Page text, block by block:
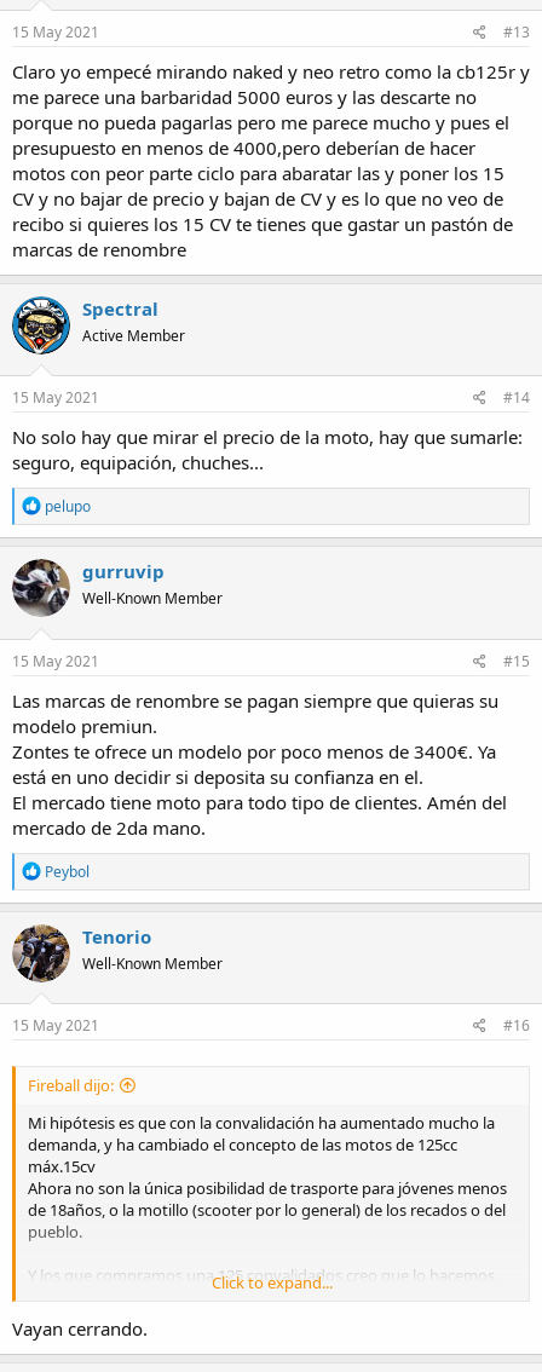
n
s
15 May 2021 #13
Claro yo empecé mirando naked y neo retro como la cb125r y
me parece una barbaridad 5000 euros y las descarte no
porque no pueda pagarlas pero me parece mucho y pues el
presupuesto en menos de 4000,pero deberían de hacer
motos con peor parte ciclo para abaratar las y poner los 15
CV y no bajar de precio y bajan de CV y es lo que no veo de
recibo si quieres los 15 CV te tienes que gastar un pastón de
marcas de renombre
Spectral
Active Member
15 May 2021 #14
No solo hay que mirar el precio de la moto, hay que sumarle:
seguro, equipación, chuches...
R
e
a
c
t
i
o
n
s
pelupo
gurruvip
Well-Known Member
15 May 2021 #15
Las marcas de renombre se pagan siempre que quieras su
modelo premiun.
Zontes te ofrece un modelo por poco menos de 3400€. Ya
está en uno decidir si deposita su confianza en el.
El mercado tiene moto para todo tipo de clientes. Amén del
mercado de 2da mano.
R
e
a
c
t
i
o
n
s
Peybol
Tenorio
Well-Known Member
15 May 2021 #16
Fireball dijo:
Mi hipótesis es que con la convalidación ha aumentado mucho la
demanda, y ha cambiado el concepto de las motos de 125cc
máx.15cv
Ahora no son la única posibilidad de trasporte para jóvenes menos
de 18años, o la motillo (scooter por lo general) de los recados o del
pueblo.
Y los que compramos una 125 convalidados creo que lo hacemos
como capricho (entendido como segundo vehículo), y ya
trabajamos. Además exigimos una calidad, una estética, una
mejoría técnica, etcétera.
Click to expand...
Vayan cerrando.